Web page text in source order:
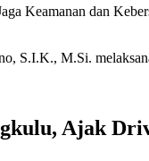
Keamanan dan
S.I.K., M.Si.
Ajak